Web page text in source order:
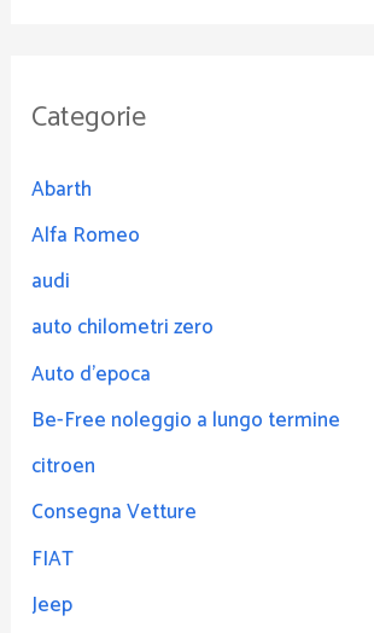
Categorie
Abarth
Alfa Romeo
audi
auto chilometri zero
Auto d'epoca
Be-Free noleggio a lungo termine
citroen
Consegna Vetture
FIAT
Jeep